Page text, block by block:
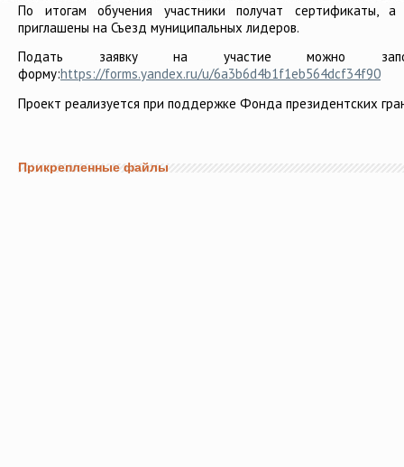
По итогам обучения участники получат сертификаты,
приглашены на Съезд муниципальных лидеров.
Подать заявку на участие можно
форму:https://forms.yandex.ru/u/6a3b6d4b1f1eb564dcf34f90
Проект реализуется при поддержке Фонда президентских
Прикрепленные файлы